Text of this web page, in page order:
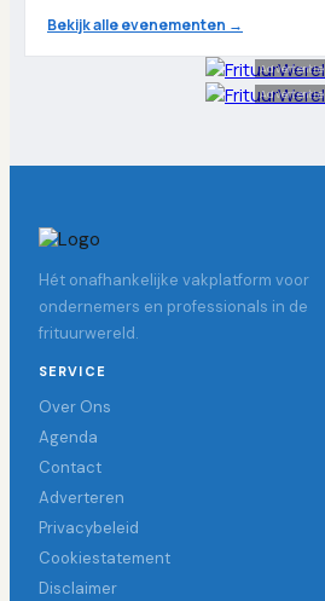
Bekijk alle evenementen →
Advertentie
Advertentie
Hét onafhankelijke vakplatform voor
ondernemers en professionals in de
frituurwereld.
SERVICE
Over Ons
Agenda
Contact
Adverteren
Privacybeleid
Cookiestatement
Disclaimer